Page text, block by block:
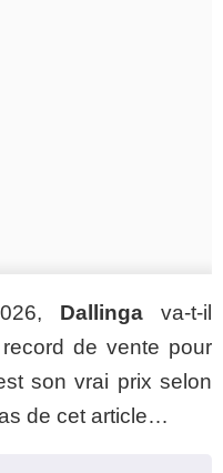
Dallingava-t-il
de vente pour
son vrai prix selon
de cet article…